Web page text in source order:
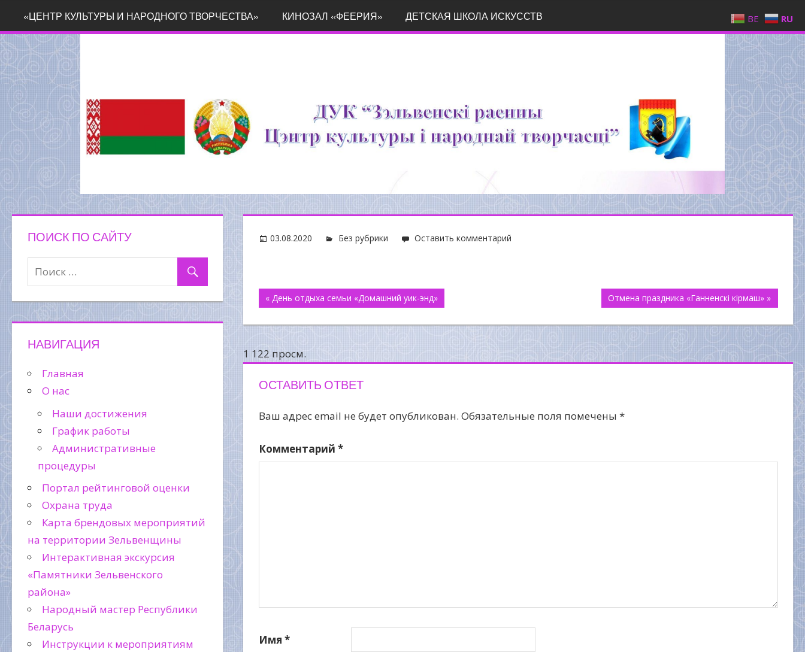
содержимому
«ЦЕНТР КУЛЬТУРЫ И НАРОДНОГО ТВОРЧЕСТВА» КИНОЗАЛ «ФЕЕРИЯ» ДЕТСКАЯ ШКОЛА ИСКУССТВ
03.08.2020 Без рубрики Оставить комментарий
Навигация
по
записям
« День отдыха семьи «Домашний уик-энд» Отмена праздника «Ганненскі кірмаш» »
1 122 просм.
ОСТАВИТЬ ОТВЕТ
Ваш адрес email не будет опубликован. Обязательные поля помечены *
Комментарий *
Имя *
ПОИСК ПО САЙТУ
НАВИГАЦИЯ
Главная
О нас
Наши достижения
График работы
Административные
процедуры
Портал рейтинговой оценки
Охрана труда
Карта брендовых мероприятий
на территории Зельвенщины
Интерактивная экскурсия
«Памятники Зельвенского
района»
Народный мастер Республики
Беларусь
Инструкции к мероприятиям
BE RU